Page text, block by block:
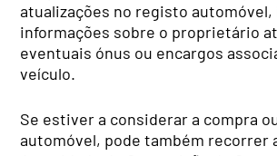
atualizações no registo
informações sobre o proprietário
eventuais ónus ou encargos
veículo.
Se estiver a considerar a compra
automóvel, pode também recorrer